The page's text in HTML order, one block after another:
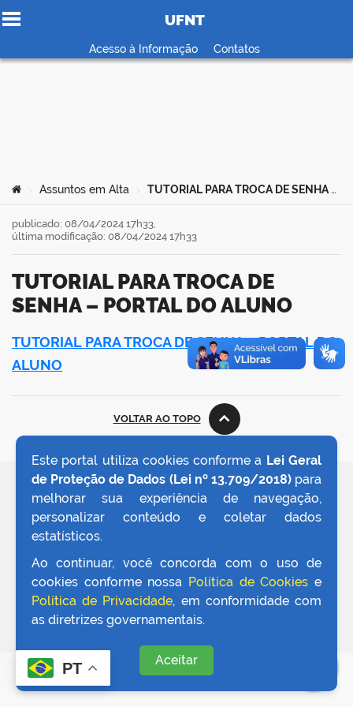
Ir para o conteúdo
UFNT
Acesso à Informação Contatos
Você está aqui:
Assuntos em Alta TUTORIAL PARA TROCA DE SENHA – PORTAL DO ALUNO
TUTORIAL PARA TROCA DE
SENHA – PORTAL DO ALUNO
publicado: 08/04/2024 17h33,
última modificação: 08/04/2024 17h33
TUTORIAL PARA TROCA DE SENHA – PORTAL DO
ALUNO
VOLTAR AO TOPO
Este portal utiliza cookies conforme a Lei Geral
de Proteção de Dados (Lei nº 13.709/2018)para
melhorar sua experiência de navegação,
personalizar conteúdo e coletar dados
estatísticos.
Ao continuar, você concorda com o uso de
cookies conforme nossa Política de Cookies e
Política de Privacidade, em conformidade com
as diretrizes governamentais.
Aceitar
REDES SOCIAIS
PT